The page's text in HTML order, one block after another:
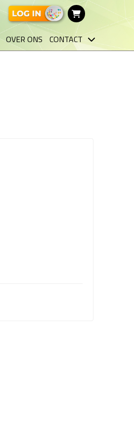
OVER ONS CONTACT